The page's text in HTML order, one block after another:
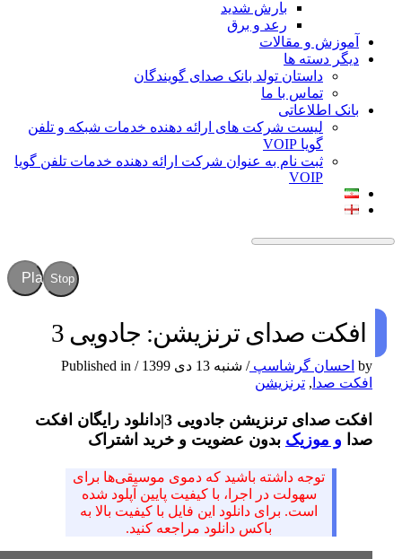
بارش شدید
رعد و برق
آموزش و مقالات
دیگر دسته ها
داستان تولد بانک صدای گویندگان
تماس با ما
بانک اطلاعاتی
لیست شرکت های ارائه دهنده خدمات شبکه و تلفن
گویا VOIP
ثبت نام به عنوان شرکت ارائه دهنده خدمات تلفن گویا
VOIP
PlayStop
افکت صدای ترنزیشن: جادویی 3
by احسان گرشاسپ/شنبه 13 دی 1399 /
Published in
افکت صدا, ترنزیشن
افکت صدای ترنزیشن جادویی 3|دانلود رایگان افکت
صدا و موزیکبدون عضویت و خرید اشتراک
توجه داشته باشید که دموی موسیقی‌ها برای
سهولت در اجرا، با کیفیت پایین آپلود شده
است. برای دانلود این فایل با کیفیت بالا به
باکس دانلود مراجعه کنید.